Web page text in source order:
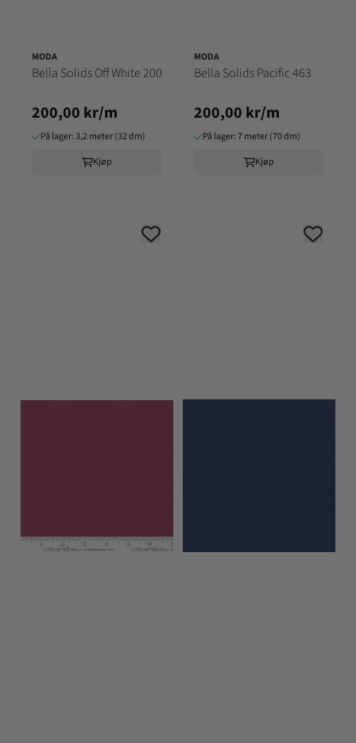
MODA
Bella Solids Off White 200
200,00 kr/m
På lager: 3,2 meter (32 dm)
Kjøp
MODA
Bella Solids Pacific 463
200,00 kr/m
På lager: 7 meter (70 dm)
Kjøp